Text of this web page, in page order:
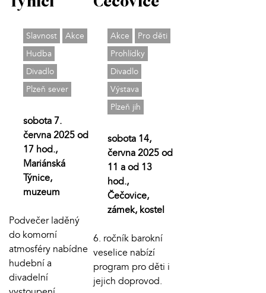
Slavnost
Akce
Hudba
Divadlo
Plzeň sever
sobota 7.
června 2025 od
17 hod.,
Mariánská
Týnice,
muzeum
Podvečer laděný
do komorní
atmosféry nabídne
hudební a
divadelní
Akce
Pro děti
Prohlídky
Divadlo
Výstava
Plzeň jih
sobota 14,
června 2025 od
11 a od 13
hod.,
Čečovice,
zámek, kostel
6. ročník barokní
veselice nabízí
program pro děti i
jejich doprovod.